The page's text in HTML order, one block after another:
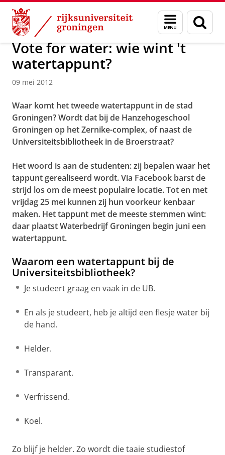
Skip
Content
Skip
Navigation
Menu
en
zoeken
Over ons Actueel Nieuws Nieuwsberichten
Vote for water: wie wint 't
watertappunt?
09 mei 2012
Waar komt het tweede watertappunt in de stad
Groningen? Wordt dat bij de Hanzehogeschool
Groningen op het Zernike-complex, of naast de
Universiteitsbibliotheek in de Broerstraat?
Het woord is aan de studenten: zij bepalen waar het
tappunt gerealiseerd wordt. Via Facebook barst de
strijd los om de meest populaire locatie. Tot en met
vrijdag 25 mei kunnen zij hun voorkeur kenbaar
maken. Het tappunt met de meeste stemmen wint:
daar plaatst Waterbedrijf Groningen begin juni een
watertappunt.
Waarom een watertappunt bij de
Universiteitsbibliotheek?
Je studeert graag en vaak in de UB.
En als je studeert, heb je altijd een flesje water bij
de hand.
Helder.
Transparant.
Verfrissend.
Koel.
Zo blijf je helder. Zo wordt die taaie studiestof